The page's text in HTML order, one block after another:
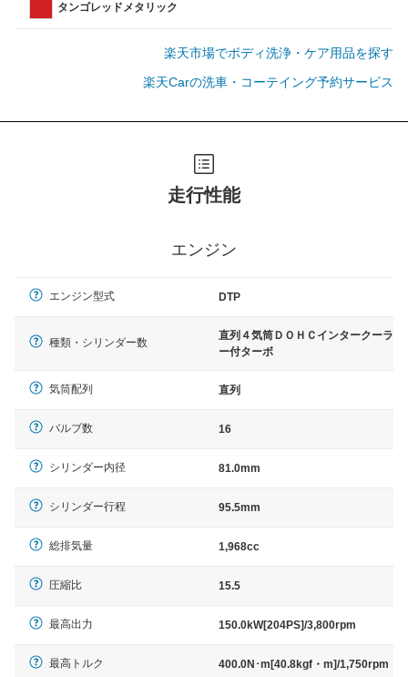
タンゴレッドメタリック
楽天市場でボディ洗浄・ケア用品を探す
楽天Carの洗車・コーテイング予約サービス
走行性能
エンジン
エンジン型式 DTP
種類・シリンダー数
直列４気筒ＤＯＨＣインタークーラ
ー付ターボ
気筒配列 直列
バルブ数 16
シリンダー内径 81.0mm
シリンダー行程 95.5mm
総排気量 1,968cc
圧縮比 15.5
最高出力 150.0kW[204PS]/3,800rpm
最高トルク 400.0N･m[40.8kgf・m]/1,750rpm